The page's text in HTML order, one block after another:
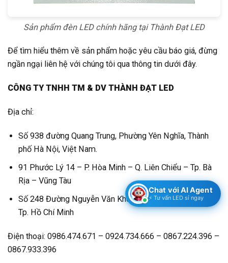
Sản phẩm đèn LED chính hãng tại Thành Đạt LED
Để tìm hiểu thêm về sản phẩm hoặc yêu cầu báo giá, đừng
ngần ngại liên hệ với chúng tôi qua thông tin dưới đây.
CÔNG TY TNHH TM & DV THÀNH ĐẠT LED
Địa chỉ:
Số 938 đường Quang Trung, Phường Yên Nghĩa, Thành
phố Hà Nội, Việt Nam.
91 Phước Lý 14 – P. Hòa Minh – Q. Liên Chiểu – Tp. Bà
Rịa – Vũng Tàu
Số 248 Đường Nguyễn Văn Khối – P.9 – Quận Gò Vấp –
Tp. Hồ Chí Minh
Điện thoại: 0986.474.671 – 0924.734.666 – 0867.224.396 –
0867.933.396
Chat với AI Agent
⚡ Tư vấn LED sỉ ngay